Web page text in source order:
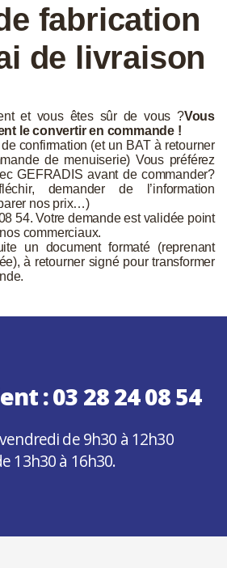
fabrication
de livraison
et vous êtes sûr de vous ?Vous
le convertir en commande !
confirmation (et un BAT à retourner
de menuiserie) Vous préférez
GEFRADIS avant de commander?
demander de l’information
nos prix…)
54. Votre demande est validée point
commerciaux.
un document formaté (reprenant
à retourner signé pour transformer
:03 28 24 08 54
de 9h30 à 12h30
13h30 à 16h30.